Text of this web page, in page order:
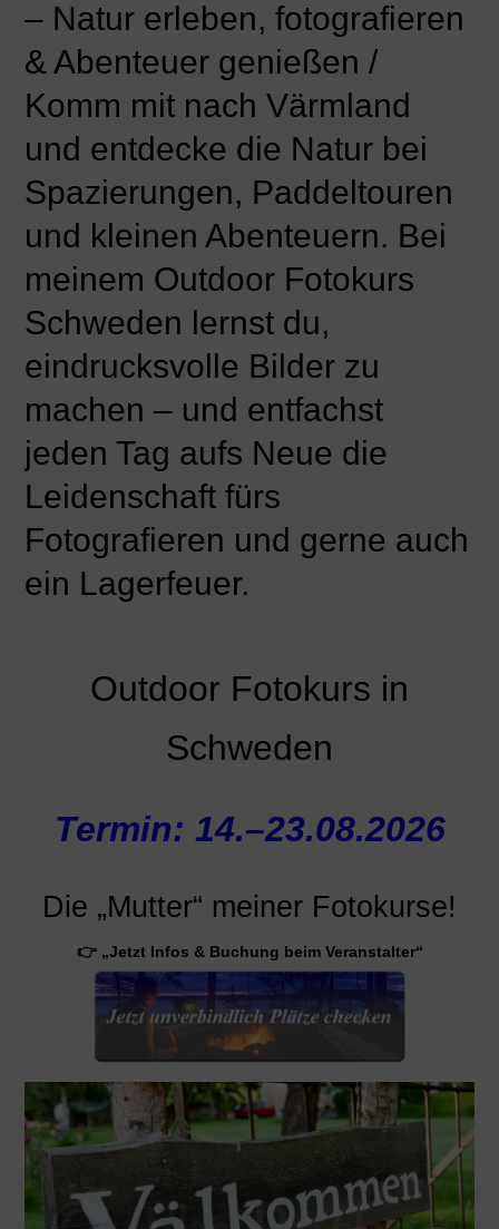
– Natur erleben, fotografieren
& Abenteuer genießen /
Komm mit nach Värmland
und entdecke die Natur bei
Spazierungen, Paddeltouren
und kleinen Abenteuern. Bei
meinem Outdoor Fotokurs
Schweden lernst du,
eindrucksvolle Bilder zu
machen – und entfachst
jeden Tag aufs Neue die
Leidenschaft fürs
Fotografieren und gerne auch
ein Lagerfeuer.
Outdoor Fotokurs in
Schweden
Termin: 14.–23.08.2026
Die „Mutter“ meiner Fotokurse!
👉 „Jetzt Infos & Buchung beim Veranstalter“